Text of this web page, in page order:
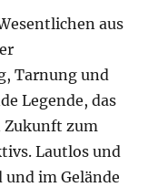
aus
Tarnung und
Legende, das
Zukunft zum
Lautlos und
im Gelände